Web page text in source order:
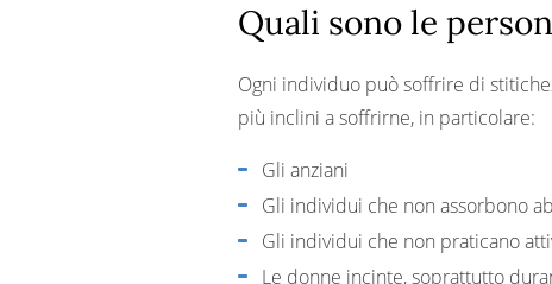
Quali sono le
Ogni individuo può soffrire di
più inclini a soffrirne, in particolare:
Gli anziani
Gli individui che non assorbono
Gli individui che non praticano
Le donne incinte, soprattutto